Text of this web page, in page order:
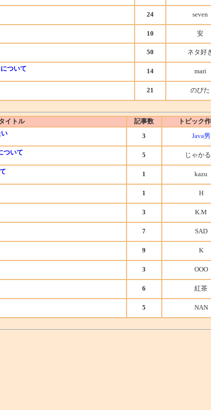
24 seven
10 安
50 ネタ好
ついて 14 mari
21 のびた
イトル 記事数 トピック
3 Java男
ついて 5 じゃか
1 kazu
1 H
3 K.M
7 SAD
9 K
3 OOO
6 紅茶
5 NAN